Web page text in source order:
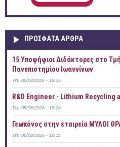
ΠΡOΣΦΑΤΑ AΡΘΡΑ
15 Υποψήφιοι Διδάκτορες στο
Πανεπιστημίου Ιωαννίνων
Τετ, 05/08/2026 - 18:35
R&D Engineer - Lithium Recycling
Τετ, 05/08/2026 - 18:24
Γεωπόνος στην εταιρεία ΜΥΛΟΙ
Τετ, 05/08/2026 - 18:11